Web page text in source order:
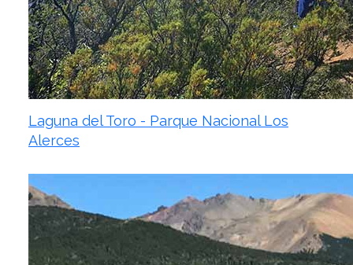
Laguna del Toro - Parque Nacional Los
Alerces